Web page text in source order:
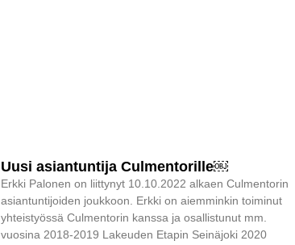
Uusi asiantuntija Culmentorille￼
Erkki Palonen on liittynyt 10.10.2022 alkaen Culmentorin
asiantuntijoiden joukkoon. Erkki on aiemminkin toiminut
yhteistyössä Culmentorin kanssa ja osallistunut mm.
vuosina 2018-2019 Lakeuden Etapin Seinäjoki 2020